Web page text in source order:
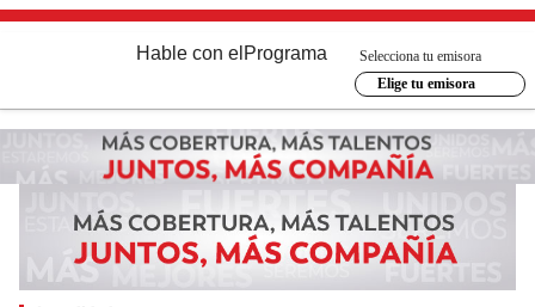
Hable con el Programa
Selecciona tu emisora
Elige tu emisora